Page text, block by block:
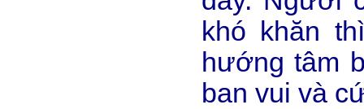
khó khăn
hướng tâm
ban vui và